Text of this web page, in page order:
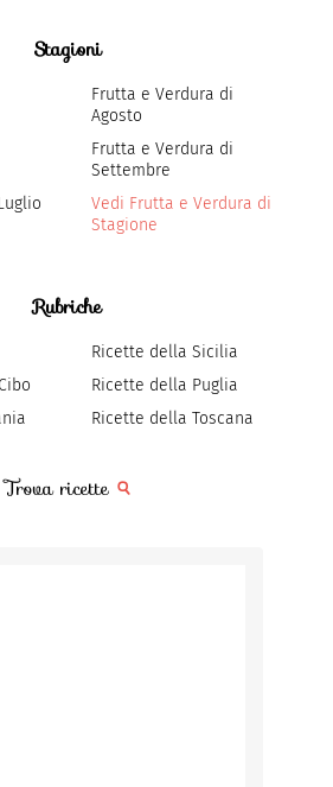
Stagioni
Frutta e Verdura di
Agosto
Frutta e Verdura di
Settembre
Vedi Frutta e Verdura di
Stagione
Rubriche
Ricette della Sicilia
Ricette della Puglia
Ricette della Toscana
Trova ricette